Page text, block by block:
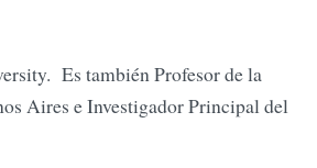
Es también Profesor de la
Aires e Investigador Principal del